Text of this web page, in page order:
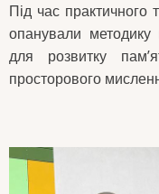
Під час практичного
опанували методику
для розвитку
просторового